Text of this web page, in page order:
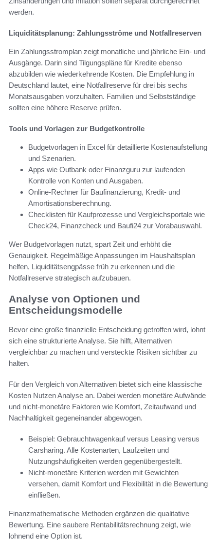
werden.
Liquiditätsplanung: Zahlungsströme und Notfallreserven
Ein Zahlungsstromplan zeigt monatliche und jährliche Ein- und
Ausgänge. Darin sind Tilgungspläne für Kredite ebenso
abzubilden wie wiederkehrende Kosten. Die Empfehlung in
Deutschland lautet, eine Notfallreserve für drei bis sechs
Monatsausgaben vorzuhalten. Familien und Selbstständige
sollten eine höhere Reserve prüfen.
Tools und Vorlagen zur Budgetkontrolle
Budgetvorlagen in Excel für detaillierte Kostenaufstellung
und Szenarien.
Apps wie Outbank oder Finanzguru zur laufenden
Kontrolle von Konten und Ausgaben.
Online-Rechner für Baufinanzierung, Kredit- und
Amortisationsberechnung.
Checklisten für Kaufprozesse und Vergleichsportale wie
Check24, Finanzcheck und Baufi24 zur Vorabauswahl.
Wer Budgetvorlagen nutzt, spart Zeit und erhöht die
Genauigkeit. Regelmäßige Anpassungen im Haushaltsplan
helfen, Liquiditätsengpässe früh zu erkennen und die
Notfallreserve strategisch aufzubauen.
Analyse von Optionen und
Entscheidungsmodelle
Bevor eine große finanzielle Entscheidung getroffen wird, lohnt
sich eine strukturierte Analyse. Sie hilft, Alternativen
vergleichbar zu machen und versteckte Risiken sichtbar zu
halten.
Für den Vergleich von Alternativen bietet sich eine klassische
Kosten Nutzen Analyse an. Dabei werden monetäre Aufwände
und nicht-monetäre Faktoren wie Komfort, Zeitaufwand und
Nachhaltigkeit gegeneinander abgewogen.
Beispiel: Gebrauchtwagenkauf versus Leasing versus
Carsharing. Alle Kostenarten, Laufzeiten und
Nutzungshäufigkeiten werden gegenübergestellt.
Nicht-monetäre Kriterien werden mit Gewichten
versehen, damit Komfort und Flexibilität in die Bewertung
einfließen.
Finanzmathematische Methoden ergänzen die qualitative
Bewertung. Eine saubere Rentabilitätsrechnung zeigt, wie
lohnend eine Option ist.